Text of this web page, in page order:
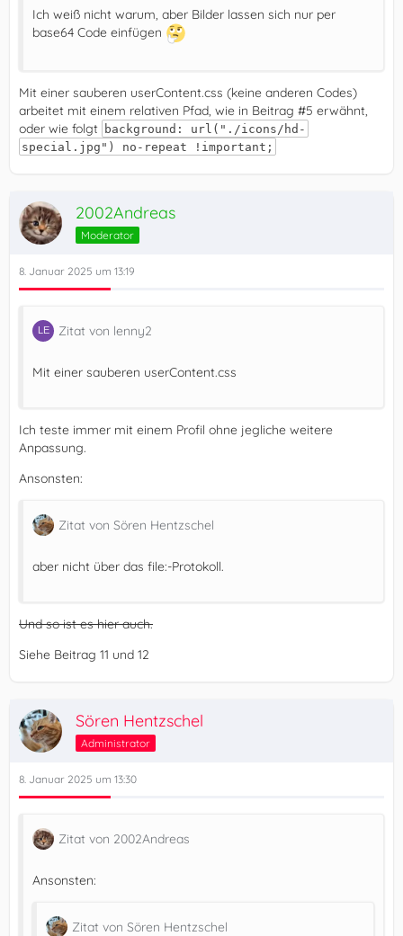
Ich weiß nicht warum, aber Bilder lassen sich nur per
base64 Code einfügen
Mit einer sauberen userContent.css (keine anderen Codes)
arbeitet mit einem relativen Pfad, wie in Beitrag #5 erwähnt,
oder wie folgt background: url("./icons/hd-
special.jpg") no-repeat !important;
2002Andreas
Moderator
8. Januar 2025 um 13:19
Zitat von lenny2
Mit einer sauberen userContent.css
Ich teste immer mit einem Profil ohne jegliche weitere
Anpassung.
Ansonsten:
Zitat von Sören Hentzschel
aber nicht über das file:-Protokoll.
Und so ist es hier auch.
Siehe Beitrag 11 und 12
Sören Hentzschel
Administrator
8. Januar 2025 um 13:30
Zitat von 2002Andreas
Ansonsten:
Zitat von Sören Hentzschel